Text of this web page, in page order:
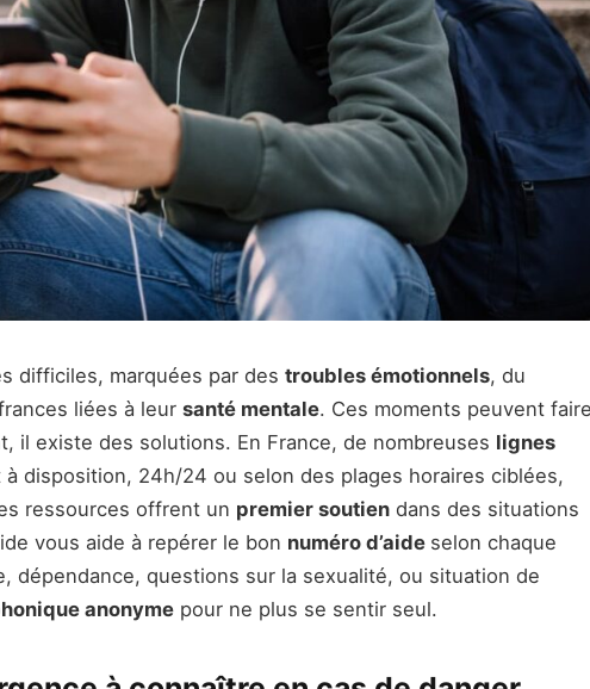
difficiles, marquées par des troubles émotionnels, du
liées à leur santé mentale. Ces moments peuvent faire
il existe des solutions. En France, de nombreuses lignes
disposition, 24h/24 ou selon des plages horaires ciblées,
ressources offrent un premier soutien dans des situations
vous aide à repérer le bon numéro d’aide selon chaque
dépendance, questions sur la sexualité, ou situation de
anonyme pour ne plus se sentir seul.